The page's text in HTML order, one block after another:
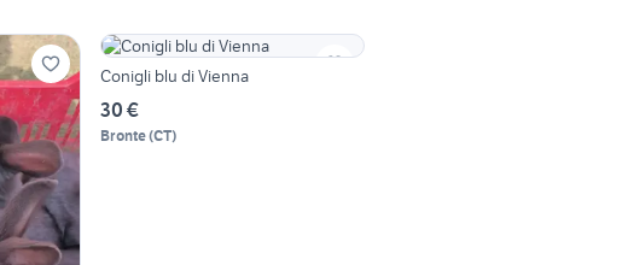
Conigli blu di Vienna
30 €
Bronte(CT)